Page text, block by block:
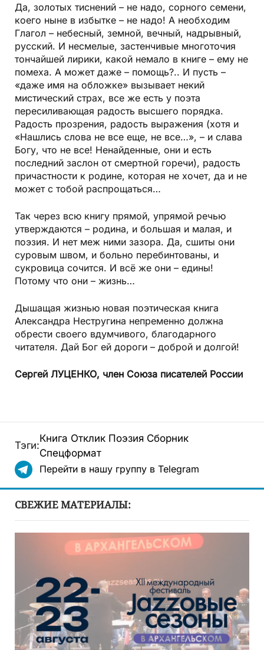
Да, золотых тиснений – не надо, сорного семени,
коего ныне в избытке – не надо! А необходим
Глагол – небесный, земной, вечный, надрывный,
русский. И несмелые, застенчивые многоточия
тончайшей лирики, какой немало в книге – ему не
помеха. А может даже – помощь?.. И пусть –
«даже имя на обложке» вызывает некий
мистический страх, все же есть у поэта
пересиливающая радость высшего порядка.
Радость прозрения, радость выражения (хотя и
«Нашлись слова не все еще, не все…», – и слава
Богу, что не все! Ненайденные, они и есть
последний заслон от смертной горечи), радость
причастности к родине, которая не хочет, да и не
может с тобой распрощаться…
Так через всю книгу прямой, упрямой речью
утверждаются – родина, и большая и малая, и
поэзия. И нет меж ними зазора. Да, сшиты они
суровым швом, и больно перебинтованы, и
сукровица сочится. И всё же они – едины!
Потому что они – жизнь…
Дышащая жизнью новая поэтическая книга
Александра Нестругина непременно должна
обрести своего вдумчивого, благодарного
читателя. Дай Бог ей дороги – доброй и долгой!
Сергей ЛУЦЕНКО, член Союза писателей России
Тэги:
Книга Отклик Поэзия Сборник
Спецформат
Перейти в нашу группу в Telegram
СВЕЖИЕ МАТЕРИАЛЫ: